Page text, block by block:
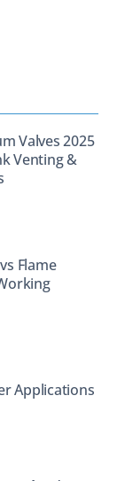
Valves 2025
Venting &
Flame
Applications